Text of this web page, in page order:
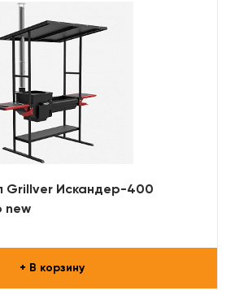
Grillver Искандер-400
new
+ В корзину